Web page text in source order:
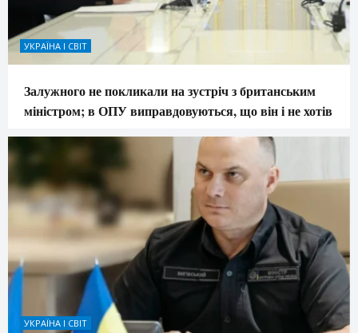
УКРАЇНА І СВІТ
Залужного не покликали на зустріч з британським
міністром; в ОПУ виправдовуються, що він і не хотів
УКРАЇНА І СВІТ